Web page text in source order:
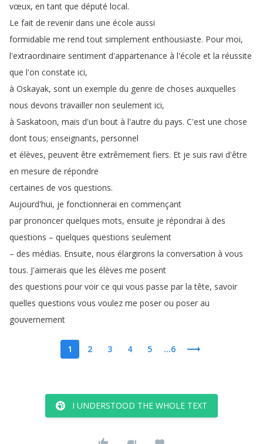
vœux, en tant que député local.
Le fait de revenir dans une école aussi
formidable me rend tout simplement enthousiaste. Pour moi,
l'extraordinaire sentiment d'appartenance à l'école et la réussite
que l'on constate ici,
à Oskayak, sont un exemple du genre de choses auxquelles
nous devons travailler non seulement ici,
à Saskatoon, mais d'un bout à l'autre du pays. C'est une chose
dont tous; enseignants, personnel
et élèves, peuvent être extrêmement fiers. Et je suis ravi d'être
en mesure de répondre
certaines de vos questions.
Aujourd'hui, je fonctionnerai en commençant
par prononcer quelques mots, ensuite je répondrai à des
questions – quelques questions seulement
– des médias. Ensuite, nous élargirons la conversation à vous
tous. J'aimerais que les élèves me posent
des questions pour voir ce qui vous passe par la tête, savoir
quelles questions vous voulez me poser ou poser au
gouvernement
1 2 3 4 5 ...6
I UNDERSTOOD THE WHOLE TEXT